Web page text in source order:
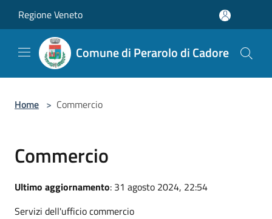
Regione Veneto
Comune di Perarolo di Cadore
Home > Commercio
Commercio
Ultimo aggiornamento: 31 agosto 2024, 22:54
Servizi dell'ufficio commercio